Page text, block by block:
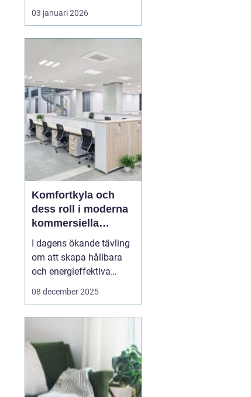
vetenskap. Med
precision och expertis
möjliggöra utveckling
där naturen annars
sätter gränser. I
Stockholm är bergsprä...
03 januari 2026
Komfortkyla och
dess roll i moderna
kommersiella
fastigheter
I dagens ökande tävling
om att skapa hållbara
och energieffektiva
byggnader, spelar
som kontor,
industrihallar och hotell,
har behovet av
komfortkyla blivit
08 december 2025